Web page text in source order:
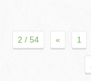
2 / 54 « 1